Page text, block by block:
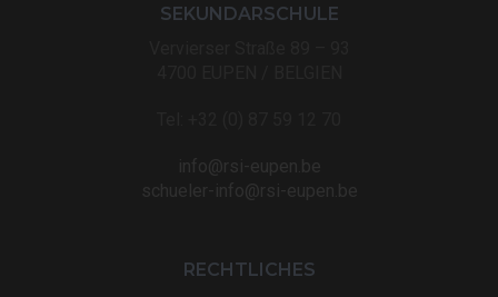
SEKUNDARSCHULE
RECHTLICHES